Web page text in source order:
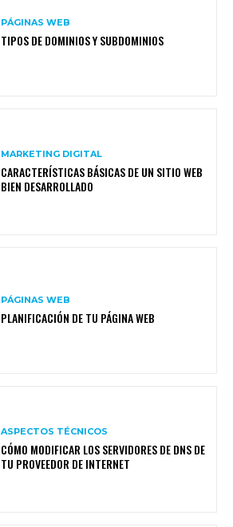
PÁGINAS WEB
TIPOS DE DOMINIOS Y SUBDOMINIOS
MARKETING DIGITAL
CARACTERÍSTICAS BÁSICAS DE UN SITIO WEB
BIEN DESARROLLADO
PÁGINAS WEB
PLANIFICACIÓN DE TU PÁGINA WEB
ASPECTOS TÉCNICOS
CÓMO MODIFICAR LOS SERVIDORES DE DNS DE
TU PROVEEDOR DE INTERNET